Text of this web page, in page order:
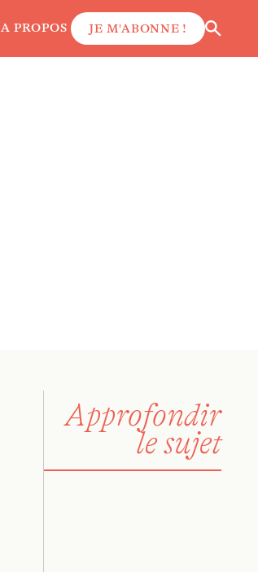
A PROPOS JE M'ABONNE !
Approfondir
le sujet